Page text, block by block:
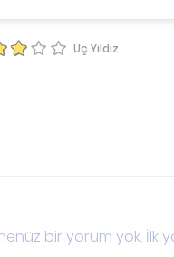
Üç Yıldız
bir yorum yok. İlk